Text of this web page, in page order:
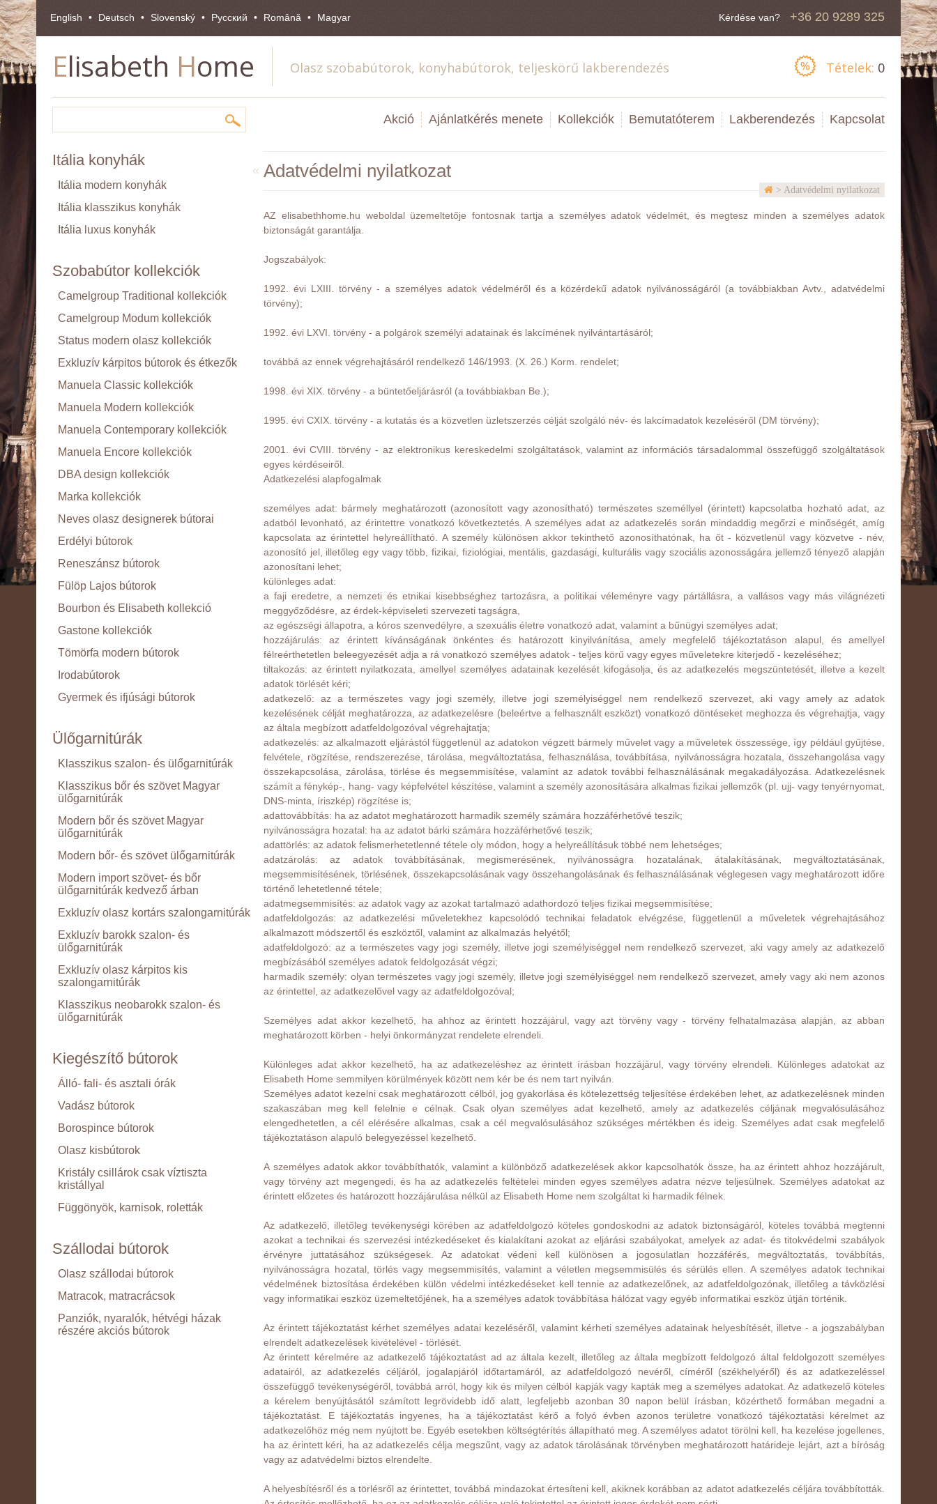
English Deutsch Slovenský Pусский Română Magyar Kérdése van? +36 20 9289 325
Elisabeth Home Olasz szobabútorok, konyhabútorok, teljeskörű lakberendezés Tételek: 0
Akció Ajánlatkérés menete Kollekciók Bemutatóterem Lakberendezés Kapcsolat
Itália konyhák
Itália modern konyhák
Itália klasszikus konyhák
Itália luxus konyhák
Szobabútor kollekciók
Camelgroup Traditional kollekciók
Camelgroup Modum kollekciók
Status modern olasz kollekciók
Exkluzív kárpitos bútorok és étkezők
Manuela Classic kollekciók
Manuela Modern kollekciók
Manuela Contemporary kollekciók
Manuela Encore kollekciók
DBA design kollekciók
Marka kollekciók
Neves olasz designerek bútorai
Erdélyi bútorok
Reneszánsz bútorok
Fülöp Lajos bútorok
Bourbon és Elisabeth kollekció
Gastone kollekciók
Tömörfa modern bútorok
Irodabútorok
Gyermek és ifjúsági bútorok
Ülőgarnitúrák
Klasszikus szalon- és ülőgarnitúrák
Klasszikus bőr és szövet Magyar
ülőgarnitúrák
Modern bőr és szövet Magyar
ülőgarnitúrák
Modern bőr- és szövet ülőgarnitúrák
Modern import szövet- és bőr
ülőgarnitúrák kedvező árban
Exkluzív olasz kortárs szalongarnitúrák
Exkluzív barokk szalon- és
ülőgarnitúrák
Exkluzív olasz kárpitos kis
szalongarnitúrák
Klasszikus neobarokk szalon- és
ülőgarnitúrák
Kiegészítő bútorok
Álló- fali- és asztali órák
Vadász bútorok
Borospince bútorok
Olasz kisbútorok
Kristály csillárok csak víztiszta
kristállyal
Függönyök, karnisok, roletták
Szállodai bútorok
Olasz szállodai bútorok
Matracok, matracrácsok
Panziók, nyaralók, hétvégi házak
részére akciós bútorok
Adatvédelmi nyilatkozat
«
> Adatvédelmi nyilatkozat
AZ elisabethhome.hu weboldal üzemeltetője fontosnak tartja a személyes adatok védelmét, és megtesz minden a személyes adatok
biztonságát garantálja.
Jogszabályok:
1992. évi LXIII. törvény - a személyes adatok védelméről és a közérdekű adatok nyilvánosságáról (a továbbiakban Avtv., adatvédelmi
törvény);
1992. évi LXVI. törvény - a polgárok személyi adatainak és lakcímének nyilvántartásáról;
továbbá az ennek végrehajtásáról rendelkező 146/1993. (X. 26.) Korm. rendelet;
1998. évi XIX. törvény - a büntetőeljárásról (a továbbiakban Be.);
1995. évi CXIX. törvény - a kutatás és a közvetlen üzletszerzés célját szolgáló név- és lakcímadatok kezeléséről (DM törvény);
2001. évi CVIII. törvény - az elektronikus kereskedelmi szolgáltatások, valamint az információs társadalommal összefüggő szolgáltatások
egyes kérdéseiről.
Adatkezelési alapfogalmak
személyes adat: bármely meghatározott (azonosított vagy azonosítható) természetes személlyel (érintett) kapcsolatba hozható adat, az
adatból levonható, az érintettre vonatkozó következtetés. A személyes adat az adatkezelés során mindaddig megőrzi e minőségét, amíg
kapcsolata az érintettel helyreállítható. A személy különösen akkor tekinthető azonosíthatónak, ha őt - közvetlenül vagy közvetve - név,
azonosító jel, illetőleg egy vagy több, fizikai, fiziológiai, mentális, gazdasági, kulturális vagy szociális azonosságára jellemző tényező alapján
azonosítani lehet;
különleges adat:
a faji eredetre, a nemzeti és etnikai kisebbséghez tartozásra, a politikai véleményre vagy pártállásra, a vallásos vagy más világnézeti
meggyőződésre, az érdek-képviseleti szervezeti tagságra,
az egészségi állapotra, a kóros szenvedélyre, a szexuális életre vonatkozó adat, valamint a bűnügyi személyes adat;
hozzájárulás: az érintett kívánságának önkéntes és határozott kinyilvánítása, amely megfelelő tájékoztatáson alapul, és amellyel
félreérthetetlen beleegyezését adja a rá vonatkozó személyes adatok - teljes körű vagy egyes műveletekre kiterjedő - kezeléséhez;
tiltakozás: az érintett nyilatkozata, amellyel személyes adatainak kezelését kifogásolja, és az adatkezelés megszüntetését, illetve a kezelt
adatok törlését kéri;
adatkezelő: az a természetes vagy jogi személy, illetve jogi személyiséggel nem rendelkező szervezet, aki vagy amely az adatok
kezelésének célját meghatározza, az adatkezelésre (beleértve a felhasznált eszközt) vonatkozó döntéseket meghozza és végrehajtja, vagy
az általa megbízott adatfeldolgozóval végrehajtatja;
adatkezelés: az alkalmazott eljárástól függetlenül az adatokon végzett bármely művelet vagy a műveletek összessége, így például gyűjtése,
felvétele, rögzítése, rendszerezése, tárolása, megváltoztatása, felhasználása, továbbítása, nyilvánosságra hozatala, összehangolása vagy
összekapcsolása, zárolása, törlése és megsemmisítése, valamint az adatok további felhasználásának megakadályozása. Adatkezelésnek
számít a fénykép-, hang- vagy képfelvétel készítése, valamint a személy azonosítására alkalmas fizikai jellemzők (pl. ujj- vagy tenyérnyomat,
DNS-minta, íriszkép) rögzítése is;
adattovábbítás: ha az adatot meghatározott harmadik személy számára hozzáférhetővé teszik;
nyilvánosságra hozatal: ha az adatot bárki számára hozzáférhetővé teszik;
adattörlés: az adatok felismerhetetlenné tétele oly módon, hogy a helyreállításuk többé nem lehetséges;
adatzárolás: az adatok továbbításának, megismerésének, nyilvánosságra hozatalának, átalakításának, megváltoztatásának,
megsemmisítésének, törlésének, összekapcsolásának vagy összehangolásának és felhasználásának véglegesen vagy meghatározott időre
történő lehetetlenné tétele;
adatmegsemmisítés: az adatok vagy az azokat tartalmazó adathordozó teljes fizikai megsemmisítése;
adatfeldolgozás: az adatkezelési műveletekhez kapcsolódó technikai feladatok elvégzése, függetlenül a műveletek végrehajtásához
alkalmazott módszertől és eszköztől, valamint az alkalmazás helyétől;
adatfeldolgozó: az a természetes vagy jogi személy, illetve jogi személyiséggel nem rendelkező szervezet, aki vagy amely az adatkezelő
megbízásából személyes adatok feldolgozását végzi;
harmadik személy: olyan természetes vagy jogi személy, illetve jogi személyiséggel nem rendelkező szervezet, amely vagy aki nem azonos
az érintettel, az adatkezelővel vagy az adatfeldolgozóval;
Személyes adat akkor kezelhető, ha ahhoz az érintett hozzájárul, vagy azt törvény vagy - törvény felhatalmazása alapján, az abban
meghatározott körben - helyi önkormányzat rendelete elrendeli.
Különleges adat akkor kezelhető, ha az adatkezeléshez az érintett írásban hozzájárul, vagy törvény elrendeli. Különleges adatokat az
Elisabeth Home semmilyen körülmények között nem kér be és nem tart nyilván.
Személyes adatot kezelni csak meghatározott célból, jog gyakorlása és kötelezettség teljesítése érdekében lehet, az adatkezelésnek minden
szakaszában meg kell felelnie e célnak. Csak olyan személyes adat kezelhető, amely az adatkezelés céljának megvalósulásához
elengedhetetlen, a cél elérésére alkalmas, csak a cél megvalósulásához szükséges mértékben és ideig. Személyes adat csak megfelelő
tájékoztatáson alapuló belegyezéssel kezelhető.
A személyes adatok akkor továbbíthatók, valamint a különböző adatkezelések akkor kapcsolhatók össze, ha az érintett ahhoz hozzájárult,
vagy törvény azt megengedi, és ha az adatkezelés feltételei minden egyes személyes adatra nézve teljesülnek. Személyes adatokat az
érintett előzetes és határozott hozzájárulása nélkül az Elisabeth Home nem szolgáltat ki harmadik félnek.
Az adatkezelő, illetőleg tevékenységi körében az adatfeldolgozó köteles gondoskodni az adatok biztonságáról, köteles továbbá megtenni
azokat a technikai és szervezési intézkedéseket és kialakítani azokat az eljárási szabályokat, amelyek az adat- és titokvédelmi szabályok
érvényre juttatásához szükségesek. Az adatokat védeni kell különösen a jogosulatlan hozzáférés, megváltoztatás, továbbítás,
nyilvánosságra hozatal, törlés vagy megsemmisítés, valamint a véletlen megsemmisülés és sérülés ellen. A személyes adatok technikai
védelmének biztosítása érdekében külön védelmi intézkedéseket kell tennie az adatkezelőnek, az adatfeldolgozónak, illetőleg a távközlési
vagy informatikai eszköz üzemeltetőjének, ha a személyes adatok továbbítása hálózat vagy egyéb informatikai eszköz útján történik.
Az érintett tájékoztatást kérhet személyes adatai kezeléséről, valamint kérheti személyes adatainak helyesbítését, illetve - a jogszabályban
elrendelt adatkezelések kivételével - törlését.
Az érintett kérelmére az adatkezelő tájékoztatást ad az általa kezelt, illetőleg az általa megbízott feldolgozó által feldolgozott személyes
adatairól, az adatkezelés céljáról, jogalapjáról időtartamáról, az adatfeldolgozó nevéről, címéről (székhelyéről) és az adatkezeléssel
összefüggő tevékenységéről, továbbá arról, hogy kik és milyen célból kapják vagy kapták meg a személyes adatokat. Az adatkezelő köteles
a kérelem benyújtásától számított legrövidebb idő alatt, legfeljebb azonban 30 napon belül írásban, közérthető formában megadni a
tájékoztatást. E tájékoztatás ingyenes, ha a tájékoztatást kérő a folyó évben azonos területre vonatkozó tájékoztatási kérelmet az
adatkezelőhöz még nem nyújtott be. Egyéb esetekben költségtérítés állapítható meg. A személyes adatot törölni kell, ha kezelése jogellenes,
ha az érintett kéri, ha az adatkezelés célja megszűnt, vagy az adatok tárolásának törvényben meghatározott határideje lejárt, azt a bíróság
vagy az adatvédelmi biztos elrendelte.
A helyesbítésről és a törlésről az érintettet, továbbá mindazokat értesíteni kell, akiknek korábban az adatot adatkezelés céljára továbbították.